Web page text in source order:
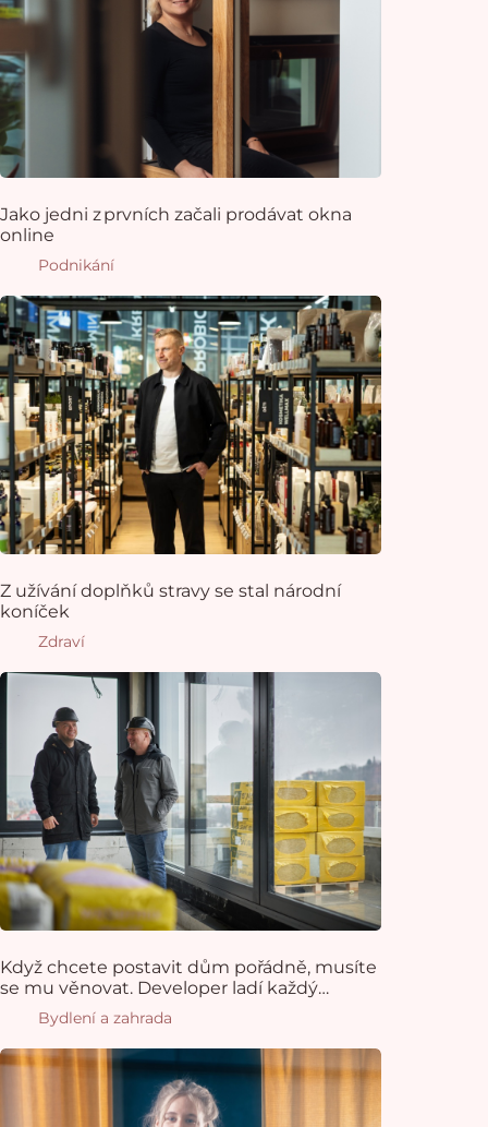
Jako jedni z prvních začali prodávat okna
online
Podnikání
Z užívání doplňků stravy se stal národní
koníček
Zdraví
Když chcete postavit dům pořádně, musíte
se mu věnovat. Developer ladí každý
projekt do posledního detailu
Bydlení a zahrada